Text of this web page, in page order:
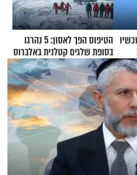
הטיפוס הפך לאסון: 5 נהרגו
בסופת שלגים קטלנית באלברוס